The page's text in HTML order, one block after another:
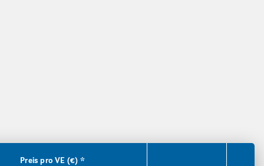
Preis pro VE (€) *